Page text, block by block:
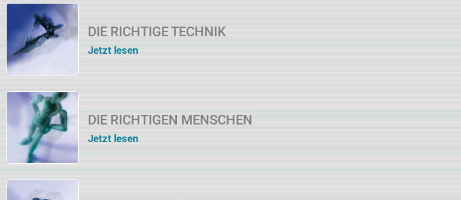
DIE RICHTIGE TECHNIK
Jetzt lesen
DIE RICHTIGEN MENSCHEN
Jetzt lesen